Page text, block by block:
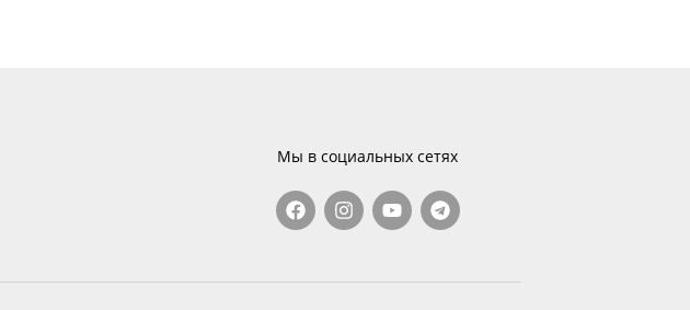
Мы в социальных сетях